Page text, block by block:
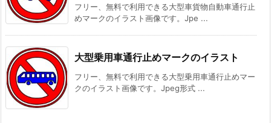
フリー、無料で利用できる大型車貨物自動車通行止
めマークのイラスト画像です。Jpe ...
大型乗用車通行止めマークのイラスト
フリー、無料で利用できる大型乗用車通行止めマー
クのイラスト画像です。Jpeg形式 ...